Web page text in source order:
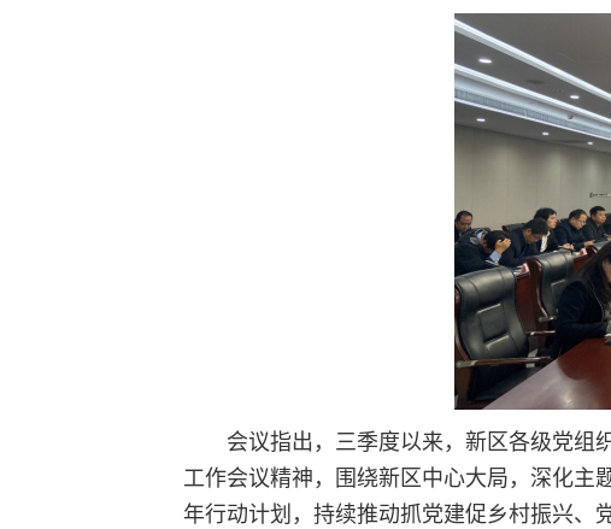
会议指出，三季度以来，新区各级党组
工作会议精神，围绕新区中心大局，深化
年行动计划，持续推动抓党建促乡村振兴